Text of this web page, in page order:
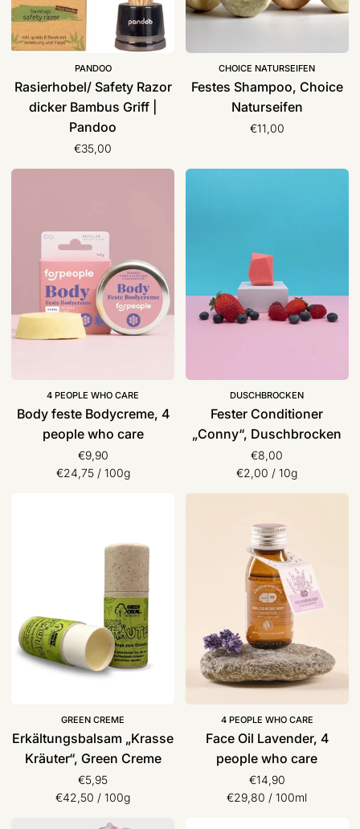
PANDOO
Rasierhobel/ Safety Razor
dicker Bambus Griff |
Pandoo
€35,00
CHOICE NATURSEIFEN
Festes Shampoo, Choice
Naturseifen
€11,00
Body
people
4 PEOPLE WHO CARE
Body feste Bodycreme, 4
people who care
€9,90
Stückpreis
€24,75 /pro
100g
Fester
DUSCHBROCKEN
Fester Conditioner
„Conny“, Duschbrocken
€8,00
Stückpreis
€2,00 /pro
10g
GREEN CREME
Erkältungsbalsam „Krasse
Kräuter“, Green Creme
€5,95
Stückpreis
€42,50 /pro
100g
4 PEOPLE WHO CARE
Face Oil Lavender, 4
people who care
€14,90
Stückpreis
€29,80 /pro
100ml